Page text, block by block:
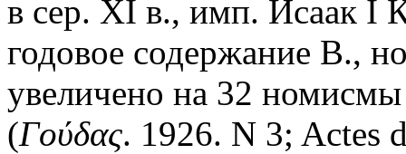
в сер. XI в., имп. Исаак I
годовое содержание В.,
увеличено на 32
(Γούδας. 1926. N 3; Actes